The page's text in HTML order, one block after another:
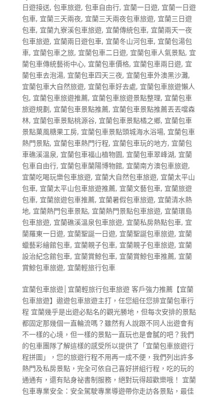
日遊接送, 包車旅遊, 包車自由行, 宜蘭一日遊, 宜蘭一日遊
包車, 宜蘭三天兩夜, 宜蘭三天兩夜包車旅遊, 宜蘭三日遊
包車, 宜蘭九寮溪包車旅遊, 宜蘭傳統包車, 宜蘭兩天一夜
包車旅遊, 宜蘭兩日遊包車, 宜蘭冬山河包車, 宜蘭包湯包
車, 宜蘭包車之旅, 宜蘭包車二日遊, 宜蘭包車人氣景點, 宜
蘭包車傳統藝術中心, 宜蘭包車價格, 宜蘭包車兩日遊, 宜
蘭包車去泡湯, 宜蘭包車四天三夜, 宜蘭包車外澳黑沙灘,
宜蘭包車大自然旅遊, 宜蘭包車好去處, 宜蘭包車旅遊懶人
包, 宜蘭包車旅遊推薦, 宜蘭包車旅遊景點整理, 宜蘭包車
旅遊規劃, 宜蘭包車景點推薦, 宜蘭包車景點推薦丟丟噹森
林, 宜蘭包車景點桃源谷, 宜蘭包車景點橘之鄉, 宜蘭包車
景點菓風糖果工房, 宜蘭包車景點頭城海水浴場, 宜蘭包車
熱門景點, 宜蘭包車熱門行程, 宜蘭包車玩的地方, 宜蘭包
車礁溪溫泉, 宜蘭包車福山植物園, 宜蘭包車翠峰湖, 宜蘭
包車自由行, 宜蘭包車蘭陽博物館, 宜蘭南方澳包車旅遊,
宜蘭吃喝玩樂包車旅遊, 宜蘭大自然包車旅遊, 宜蘭太平山
包車, 宜蘭太平山包車旅遊推薦, 宜蘭文藝包車, 宜蘭旅遊
包車, 宜蘭旅遊包車推薦, 宜蘭暑假包車旅遊, 宜蘭清水熱
地, 宜蘭熱門包車景點, 宜蘭熱門景點包車旅遊, 宜蘭環島
包車旅遊, 宜蘭礁溪溫泉包車旅遊, 宜蘭私房熱點包車, 宜
蘭羅東一日遊, 宜蘭聖誕一日遊, 宜蘭聖誕包車旅遊, 宜蘭
蠟藝彩繪館包車, 宜蘭親子包車, 宜蘭親子包車旅遊, 宜蘭
設治紀念館包車, 宜蘭賞鯨包車, 宜蘭賞鯨包車推薦, 宜蘭
賞鯨包車旅遊, 宜蘭輕旅行包車
宜蘭包車旅遊│宜蘭輕旅行包車旅遊 客戶強力推薦【宜蘭
包車旅遊】遨遊包車旅遊主打，任您組任您排宜蘭包車行
程 宜蘭幾乎是出遊必點名的觀光勝地，但每次安排的景點
都固定那幾個一直輪流嗎？雖然有人說跟不同人出遊會有
不一樣的心境，但一樣的景點一直玩也是會膩的吧？我們
的包車團隊了解這樣的感受所以提供了「宜蘭包車旅遊行
程拼圖」，您的旅遊行程不用再一成不便，我們列出許多
熱門及私房景點，完全可依自己喜好拼組行程，吃的玩的
通通有，還有貼身祕書制服務，絕對玩得超歡樂哦！ 宜蘭
包車專業安全：安全駕駛專業導遊帶你走訪各景點，最佳